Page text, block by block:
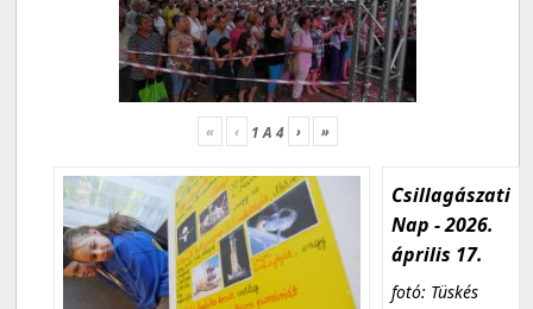
« ‹ 1A 4 › »
Csillagászati
Nap - 2026.
április 17.
fotó: Tüskés